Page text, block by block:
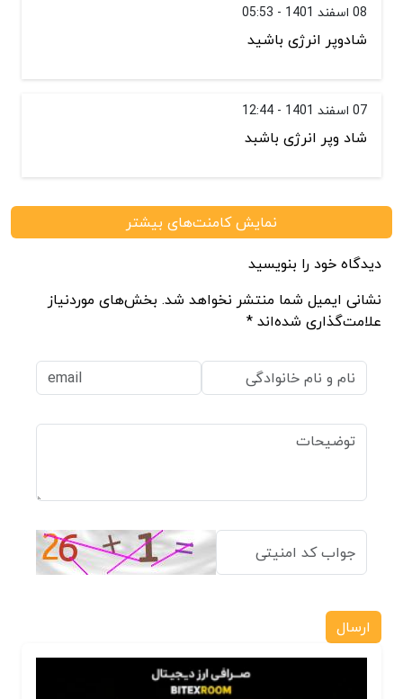
08 اسفند 1401 - 05:53
شادوپر انرژی باشید
07 اسفند 1401 - 12:44
شاد وپر انرژی باشبد
نمایش کامنت‌های بیشتر
دیدگاه خود را بنویسید
نشانی ایمیل شما منتشر نخواهد شد. بخش‌های موردنیاز
علامت‌گذاری شده‌اند *
ارسال